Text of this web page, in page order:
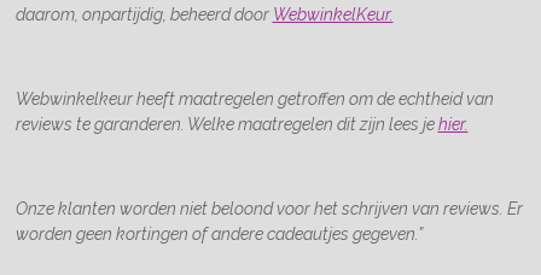
daarom, onpartijdig, beheerd door WebwinkelKeur.
Webwinkelkeur heeft maatregelen getroffen om de echtheid van
reviews te garanderen. Welke maatregelen dit zijn lees je hier.
Onze klanten worden niet beloond voor het schrijven van reviews. Er
worden geen kortingen of andere cadeautjes gegeven.”